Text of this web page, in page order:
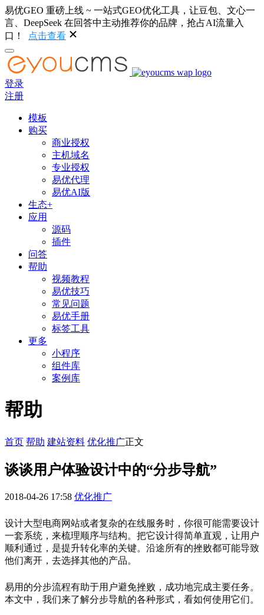
易优GEO 重磅上线 ~ 一站式GEO优化工具，让豆包、文心一
言、DeepSeek 在回答中主动推荐你的品牌，抢占AI流量入
口！
点击查看
登录
注册
模板
购买
商业授权
主机域名
专业授权
易优代理
易优AI版
生态+
应用
源码
插件
问答
帮助
视频教程
易优技巧
常见问题
易优手册
标签工具
更多
小程序
组件库
案例库
帮助
首页 帮助 建站资料 优化推广正文
谈谈用户体验设计中的“分步导航”
2018-04-26 17:58 优化推广
设计大型电商网站或者复杂的在线服务时，你很可能需要设计
一套系统，来梳理顺序与结构。把它设计得简单直观，让用户
顺利通过，是提升转化率的关键。沿途所有的挫败都可能导致
他们离开，去选择其他的产品。
易用的分步流程有助于用户避免挫败，成功地完成主要任务。
本文中，我们来了解分步导航的各种形式，看如何使用它们。